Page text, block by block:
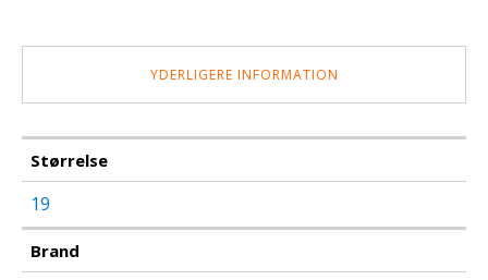
YDERLIGERE INFORMATION
Størrelse
19
Brand